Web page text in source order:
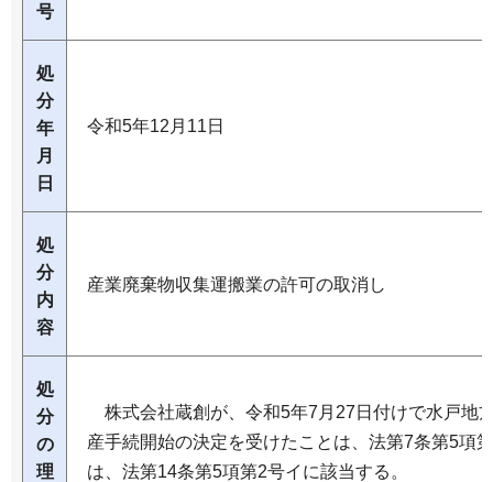
号
処
分
年
月
日
令和5年12月11日
処
分
内
容
産業廃棄物収集運搬業の許可の取消し
処
分
の
理
株式会社蔵創が、令和5年7月27日付けで水戸地
産手続開始の決定を受けたことは、法第7条第5項
は、法第14条第5項第2号イに該当する。